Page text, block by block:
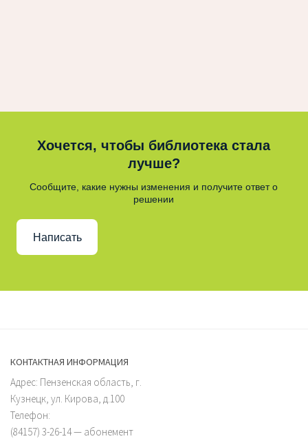
Хочется, чтобы библиотека стала
лучше?
Сообщите, какие нужны изменения и получите ответ о
решении
Написать
КОНТАКТНАЯ ИНФОРМАЦИЯ
Адрес: Пензенская область, г.
Кузнецк, ул. Кирова, д.100
Телефон:
(84157) 3-26-14 — абонемент